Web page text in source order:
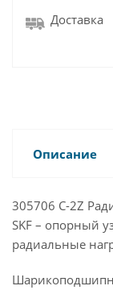
Доставка
Описание
305706 C-2Z
SKF – опорный
радиальные